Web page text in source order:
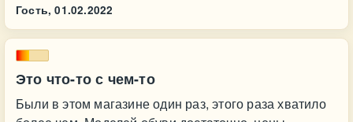
Гость, 01.02.2022
Это что-то с чем-то
Были в этом магазине один раз, этого раза хватило